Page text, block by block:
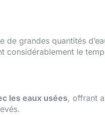
de grandes quantités
considérablement le
les eaux usées, offrant